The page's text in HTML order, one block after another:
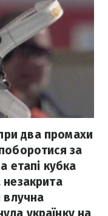
два промахи
за
етапі кубка
незакрита
влучна